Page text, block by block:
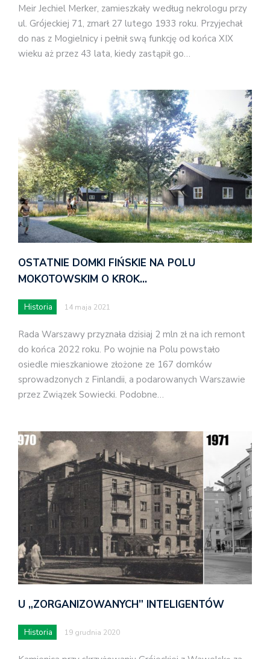
Meir Jechiel Merker, zamieszkały według nekrologu przy
ul. Grójeckiej 71, zmarł 27 lutego 1933 roku. Przyjechał
do nas z Mogielnicy i pełnił swą funkcję od końca XIX
wieku aż przez 43 lata, kiedy zastąpił go…
OSTATNIE DOMKI FIŃSKIE NA POLU
MOKOTOWSKIM O KROK…
Historia 14 maja 2021
Rada Warszawy przyznała dzisiaj 2 mln zł na ich remont
do końca 2022 roku. Po wojnie na Polu powstało
osiedle mieszkaniowe złożone ze 167 domków
sprowadzonych z Finlandii, a podarowanych Warszawie
przez Związek Sowiecki. Podobne…
U „ZORGANIZOWANYCH” INTELIGENTÓW
Historia 19 grudnia 2020